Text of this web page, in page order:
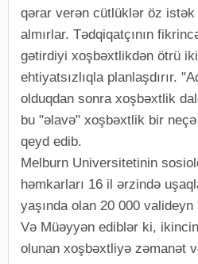
qərar verən cütlüklər öz istək
almırlar. Tədqiqatçının
gətirdiyi xoşbəxtlikdən ötrü
ehtiyatsızlıqla planlaşdırır.
olduqdan sonra xoşbəxtlik
bu "əlavə" xoşbəxtlik bir
qeyd edib.
Melburn Universitetinin
həmkarları 16 il ərzində
yaşında olan 20 000
Və Müəyyən ediblər ki,
olunan xoşbəxtliyə zəmanət